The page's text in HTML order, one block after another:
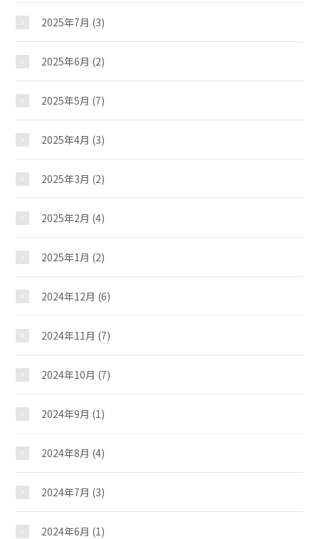
2025年7月 (3)
2025年6月 (2)
2025年5月 (7)
2025年4月 (3)
2025年3月 (2)
2025年2月 (4)
2025年1月 (2)
2024年12月 (6)
2024年11月 (7)
2024年10月 (7)
2024年9月 (1)
2024年8月 (4)
2024年7月 (3)
2024年6月 (1)